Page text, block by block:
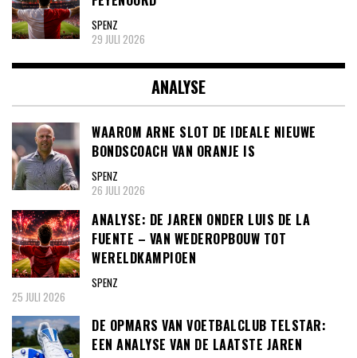
SPENZ
29 JULI 2026
ANALYSE
WAAROM ARNE SLOT DE IDEALE NIEUWE
BONDSCOACH VAN ORANJE IS
SPENZ
26 JULI 2026
ANALYSE: DE JAREN ONDER LUIS DE LA
FUENTE – VAN WEDEROPBOUW TOT
WERELDKAMPIOEN
SPENZ
25 JULI 2026
DE OPMARS VAN VOETBALCLUB TELSTAR:
EEN ANALYSE VAN DE LAATSTE JAREN